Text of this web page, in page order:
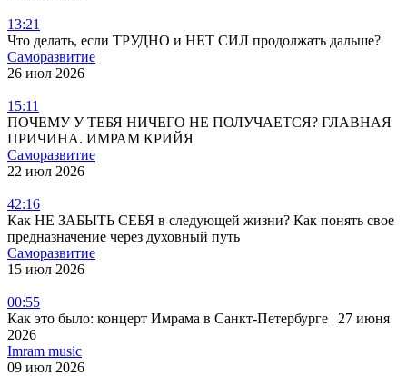
13:21
Что делать, если ТРУДНО и НЕТ СИЛ продолжать дальше?
Саморазвитие
26 июл 2026
15:11
ПОЧЕМУ У ТЕБЯ НИЧЕГО НЕ ПОЛУЧАЕТСЯ? ГЛАВНАЯ
ПРИЧИНА. ИМРАМ КРИЙЯ
Саморазвитие
22 июл 2026
42:16
Как НЕ ЗАБЫТЬ СЕБЯ в следующей жизни? Как понять свое
предназначение через духовный путь
Саморазвитие
15 июл 2026
00:55
Как это было: концерт Имрама в Санкт-Петербурге | 27 июня
2026
Imram music
09 июл 2026